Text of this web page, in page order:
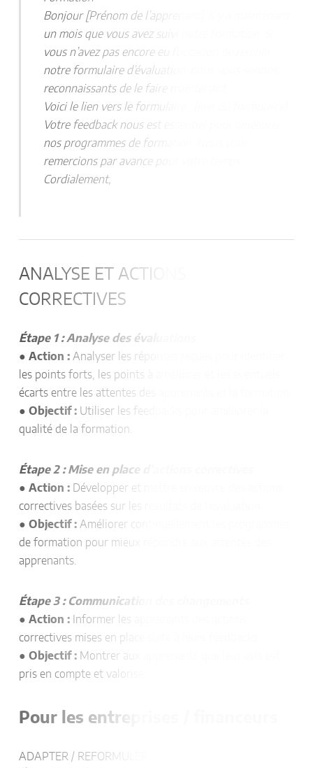
Bonjour [Prénom de l’apprenant], Il y a maintenant
un mois que vous avez suivi notre formation. Si
vous n’avez pas encore eu l’occasion de remplir
notre formulaire d’évaluation, nous vous serions
reconnaissants de le faire maintenant.
Voici le lien vers le formulaire : [lien du formulaire]
Votre feedback nous est essentiel pour améliorer
nos programmes de formation. Nous vous
remercions par avance pour votre temps.
Cordialement,
ANALYSE ET ACTIONS
CORRECTIVES
Étape 1 : Analyse des évaluations
● Action :Analyser les réponses reçues pour identifier
les points forts, les points à améliorer et les éventuels
écarts entre les attentes des apprenants et la formation.
● Objectif :Utiliser les feedbacks pour améliorer la
qualité de la formation.
Étape 2 : Mise en place d’actions correctives
● Action :Développer et mettre en œuvre des actions
correctives basées sur les résultats de l’évaluation.
● Objectif :Améliorer continuellement les programmes
de formation pour mieux répondre aux attentes des
apprenants.
Étape 3 : Communication des changements
● Action :Informer les apprenants des actions
correctives mises en place suite à leurs feedbacks.
● Objectif :Montrer aux apprenants que leur avis est
pris en compte et valorisé.
Pour les entreprises / financeurs
ADAPTER / REFORMULER